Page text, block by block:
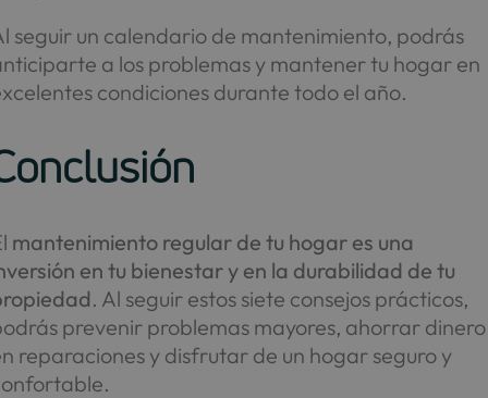
seguir un calendario de mantenimiento, podrás
a los problemas y mantener tu hogar en
condiciones durante todo el año.
mantenimiento regular de tu hogar es una
en tu bienestar y en la durabilidad de tu
. Al seguir estos siete consejos prácticos,
prevenir problemas mayores, ahorrar dinero
reparaciones y disfrutar de un hogar seguro y